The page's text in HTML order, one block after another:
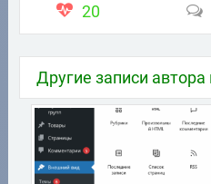
20
Другие записи автора